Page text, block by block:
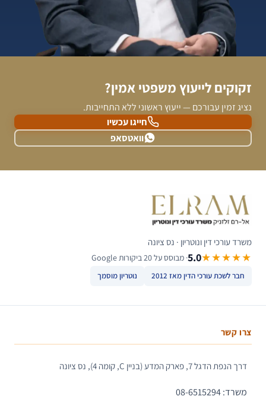
זקוקים לייעוץ משפטי אמין?
נציג זמין עבורכם — ייעוץ ראשוני ללא התחייבות.
חייגו עכשיו
וואטסאפ
משרד עורכי דין ונוטריון · נס ציונה
★★★★★
5.0· מבוסס על 20 ביקורות Google
חבר לשכת עורכי הדין מאז 2012 נוטריון מוסמך
צרו קשר
דרך הנפת הדגל 7, פארק המדע (בניין C, קומה 4), נס ציונה
משרד: 08-6515294